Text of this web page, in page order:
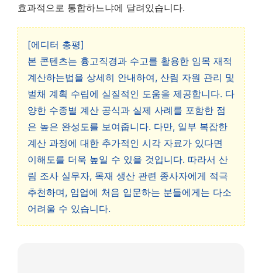
효과적으로 통합하느냐에 달려있습니다.
[에디터 총평]
본 콘텐츠는 흉고직경과 수고를 활용한 임목 재적
계산하는법을 상세히 안내하여, 산림 자원 관리 및
벌채 계획 수립에 실질적인 도움을 제공합니다. 다
양한 수종별 계산 공식과 실제 사례를 포함한 점
은 높은 완성도를 보여줍니다. 다만, 일부 복잡한
계산 과정에 대한 추가적인 시각 자료가 있다면
이해도를 더욱 높일 수 있을 것입니다. 따라서 산
림 조사 실무자, 목재 생산 관련 종사자에게 적극
추천하며, 임업에 처음 입문하는 분들에게는 다소
어려울 수 있습니다.